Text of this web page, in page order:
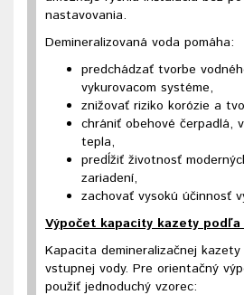
nastavovania.
Demineralizovaná voda pomáha:
predchádzať tvorbe
vykurovacom systéme,
znižovať riziko korózie a
chrániť obehové čerpadlá,
tepla,
predĺžiť životnosť
zariadení,
zachovať vysokú účinnosť
Výpočet kapacity kazety
Kapacita demineralizačnej
vstupnej vody. Pre orientačný
použiť jednoduchý vzorec: